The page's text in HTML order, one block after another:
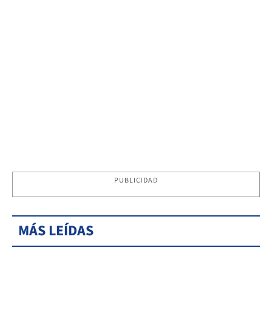
PUBLICIDAD
MÁS LEÍDAS